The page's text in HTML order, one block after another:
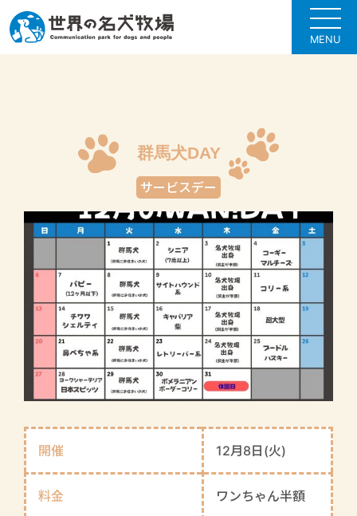
MENU
群馬犬DAY
サービスデー
開催 12月8日(火)
料金 ワンちゃん半額